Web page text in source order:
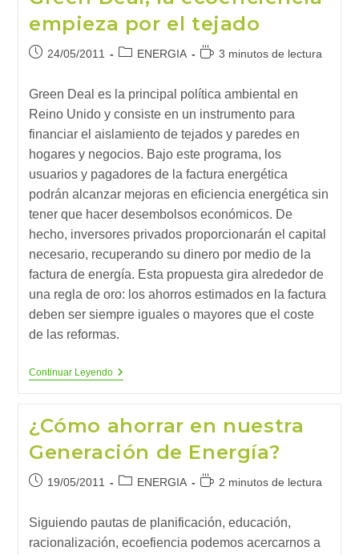
empieza por el tejado
Publicación
entrada:
24/05/2011
Categoría
entrada:
ENERGIA
Tiempo
lectura:
3 minutos de lectura
Green Deal es la principal política ambiental en
Reino Unido y consiste en un instrumento para
financiar el aislamiento de tejados y paredes en
hogares y negocios. Bajo este programa, los
usuarios y pagadores de la factura energética
podrán alcanzar mejoras en eficiencia energética sin
tener que hacer desembolsos económicos. De
hecho, inversores privados proporcionarán el capital
necesario, recuperando su dinero por medio de la
factura de energía. Esta propuesta gira alrededor de
una regla de oro: los ahorros estimados en la factura
deben ser siempre iguales o mayores que el coste
de las reformas.
Continuar LeyendoGreen
Empieza
Por
El
Tejado
¿Cómo ahorrar en nuestra
Generación de Energía?
Publicación
entrada:
19/05/2011
Categoría
entrada:
ENERGIA
Tiempo
lectura:
2 minutos de lectura
Siguiendo pautas de planificación, educación,
racionalización, ecoefiencia podemos acercarnos a